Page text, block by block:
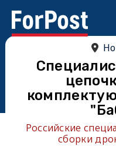
Российские
сборки